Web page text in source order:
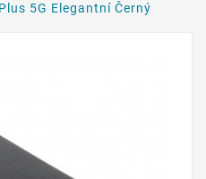
5G Elegantní Černý